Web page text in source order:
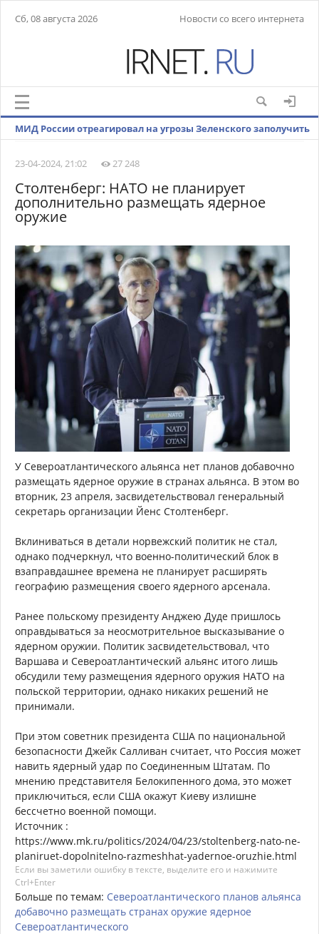
Сб, 08 августа 2026 Новости со всего интернета
МИД России отреагировал на угрозы Зеленского заполучить
23-04-2024, 21:02
27 248
Столтенберг: НАТО не планирует
дополнительно размещать ядерное
оружие
У Североатлантического альянса нет планов добавочно
размещать ядерное оружие в странах альянса. В этом во
вторник, 23 апреля, засвидетельствовал генеральный
секретарь организации Йенс Столтенберг.
Вклиниваться в детали норвежский политик не стал,
однако подчеркнул, что военно-политический блок в
взаправдашнее времена не планирует расширять
географию размещения своего ядерного арсенала.
Ранее польскому президенту Анджею Дуде пришлось
оправдываться за неосмотрительное высказывание о
ядерном оружии. Политик засвидетельствовал, что
Варшава и Североатлантический альянс итого лишь
обсудили тему размещения ядерного оружия НАТО на
польской территории, однако никаких решений не
принимали.
При этом советник президента США по национальной
безопасности Джейк Салливан считает, что Россия может
навить ядерный удар по Соединенным Штатам. По
мнению представителя Белокипенного дома, это может
приключиться, если США окажут Киеву излишне
бессчетно военной помощи.
Источник :
https://www.mk.ru/politics/2024/04/23/stoltenberg-nato-ne-
planiruet-dopolnitelno-razmeshhat-yadernoe-oruzhie.html
Если вы заметили ошибку в тексте, выделите его и нажимите
Ctrl+Enter
Больше по темам: Североатлантического планов альянса
добавочно размещать странах оружие ядерное
Североатлантического